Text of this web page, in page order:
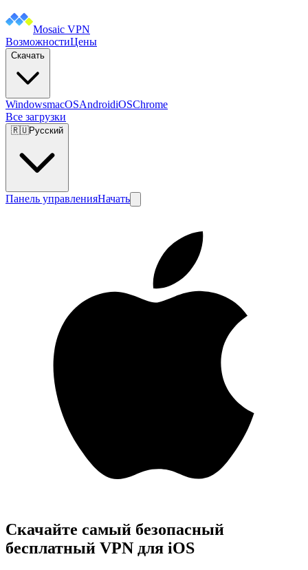
Mosaic VPN
ВозможностиЦены
Скачать
WindowsmacOSAndroidiOSChrome
Все загрузки
🇷🇺Русский
Панель управленияНачать
Скачайте самый безопасный
бесплатный VPN для iOS